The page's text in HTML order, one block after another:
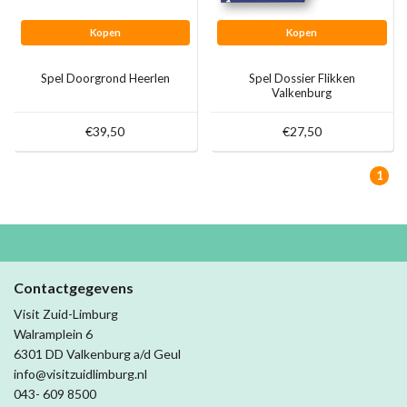
Kopen
Spel Doorgrond Heerlen
€39,50
Kopen
Spel Dossier Flikken
Valkenburg
€27,50
1
Contactgegevens
Visit Zuid-Limburg
Walramplein 6
6301 DD Valkenburg a/d Geul
info@visitzuidlimburg.nl
043- 609 8500